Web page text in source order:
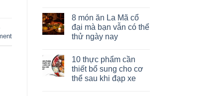
8 món ăn La Mã cổ
đại mà bạn vẫn có thể
thử ngày nay
10 thực phẩm cần
thiết bổ sung cho cơ
thể sau khi đạp xe